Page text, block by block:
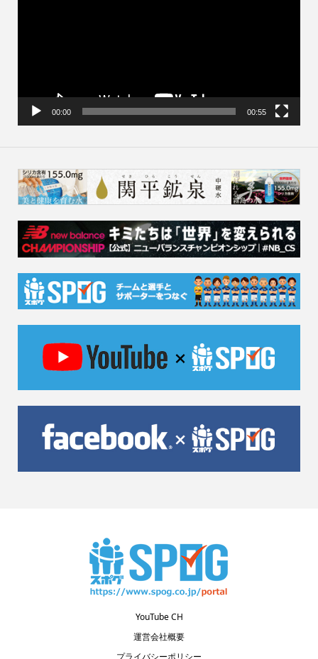
00:00 00:55
YouTube CH
運営会社概要
プライバシーポリシー